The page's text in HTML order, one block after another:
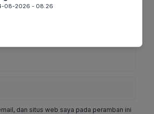
dan situs web saya pada peramban ini
08-2026 - 08.26